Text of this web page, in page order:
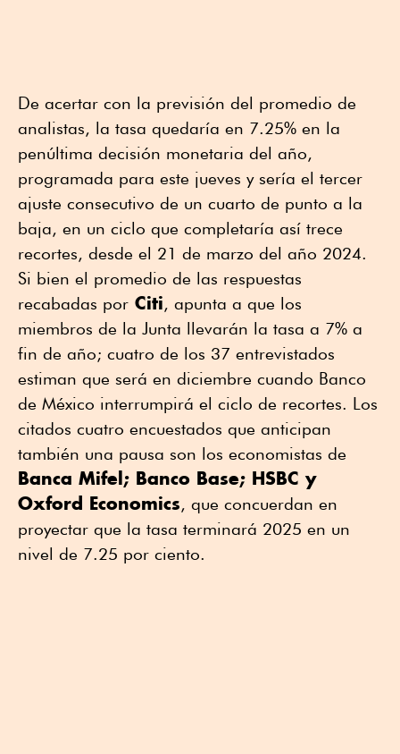
De acertar con la previsión del promedio de
analistas, la tasa quedaría en 7.25% en la
penúltima decisión monetaria del año,
programada para este jueves y sería el tercer
ajuste consecutivo de un cuarto de punto a la
baja, en un ciclo que completaría así trece
recortes, desde el 21 de marzo del año 2024.
Si bien el promedio de las respuestas
recabadas por Citi, apunta a que los
miembros de la Junta llevarán la tasa a 7% a
fin de año; cuatro de los 37 entrevistados
estiman que será en diciembre cuando Banco
de México interrumpirá el ciclo de recortes. Los
citados cuatro encuestados que anticipan
también una pausa son los economistas de
Banca Mifel; Banco Base; HSBC y
Oxford Economics, que concuerdan en
proyectar que la tasa terminará 2025 en un
nivel de 7.25 por ciento.